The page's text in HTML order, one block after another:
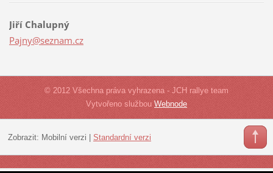
Jiří Chalupný
Pajny@seznam.cz
© 2012 Všechna práva vyhrazena - JCH rallye team
Vytvořeno službou Webnode
Zobrazit: Mobilní verzi Standardní verzi